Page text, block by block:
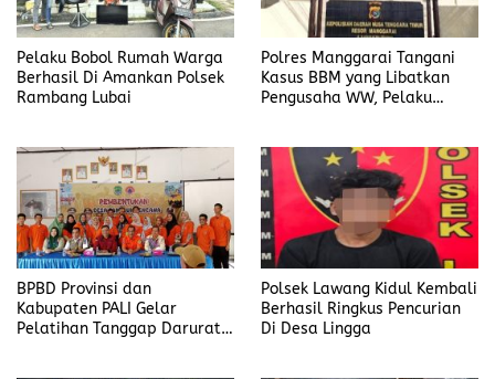
Pelaku Bobol Rumah Warga
Berhasil Di Amankan Polsek
Rambang Lubai
Polres Manggarai Tangani
Kasus BBM yang Libatkan
Pengusaha WW, Pelaku
BPBD Provinsi dan
Kabupaten PALI Gelar
Pelatihan Tanggap Darurat
Polsek Lawang Kidul Kembali
Berhasil Ringkus Pencurian
Di Desa Lingga